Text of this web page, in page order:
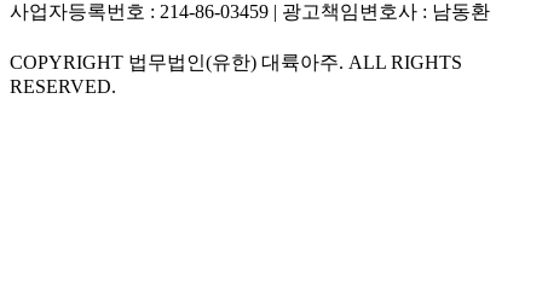
사업자등록번호 : 214-86-03459 | 광고책임변호사 : 남동환
COPYRIGHT 법무법인(유한) 대륙아주. ALL RIGHTS
RESERVED.